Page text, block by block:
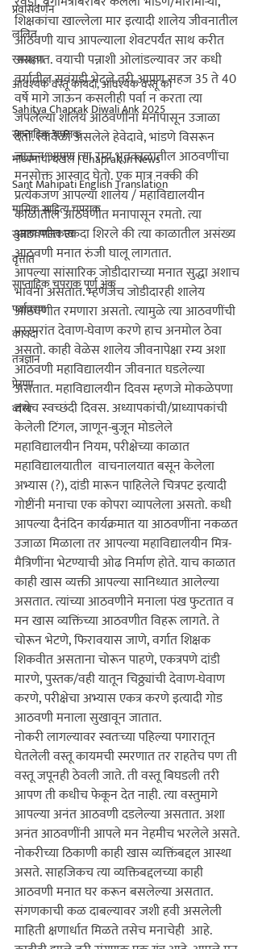
प्रवासवर्णन
ललित
रसग्रहण
आवश्यक वस्तू कायदा, आवश्यक वस्तू का
Sahitya Chaprak Diwali Ank 2025
साप्ताहिक चपराक
माध्यमांची दखल | Chaprak in News
Sant Mahipati English Translation
मासिक साहित्य चपराक
सुजाण पालकत्व
वृत्तांत
साप्ताहिक चपराक पूर्ण अंक
पर्यावरण
कायदा
तंत्रज्ञान
प्रेरणा
व्यंग्य
शिक्षकांचा खाल्लेला मार इत्यादी शालेय जीवनातील
आठवणी याच आपल्याला शेवटपर्यंत साथ करीत
असतात. वयाची पन्नाशी ओलांडल्यावर जर कधी
वर्गातील सवंगडी भेटले तरी आपण सहज 35 ते 40
वर्षे मागे जाऊन कसलीही पर्वा न करता त्या
जपलेल्या शालेय आठवणींना मनापासून उजाळा
देतो. त्यावेळी असलेले हेवेदावे, भांडणे विसरून
जाऊन आपण त्या रम्य भूतकाळातील आठवणींचा
मनसोक्त आस्वाद घेतो. एक मात्र नक्की की
प्रत्येकजण आपल्या शालेय / महाविद्यालयीन
काळातील आठवणीत मनापासून रमतो. त्या
आठवणीत एकदा शिरले की त्या काळातील असंख्य
आठवणी मनात रुंजी घालू लागतात.
आपल्या सांसारिक जोडीदाराच्या मनात सुद्धा अशाच
भावना असतात. म्हणजेच जोडीदारही शालेय
आठवणीत रमणारा असतो. त्यामुळे त्या आठवणींची
परस्परांत देवाण-घेवाण करणे हाच अनमोल ठेवा
असतो. काही वेळेस शालेय जीवनापेक्षा रम्य अशा
आठवणी महाविद्यालयीन जीवनात घडलेल्या
असतात. महाविद्यालयीन दिवस म्हणजे मोकळेपणा
तसेच स्वच्छंदी दिवस. अध्यापकांची/प्राध्यापकांची
केलेली टिंगल, जाणून-बुजून मोडलेले
महाविद्यालयीन नियम, परीक्षेच्या काळात
महाविद्यालयातील  वाचनालयात बसून केलेला
अभ्यास (?), दांडी मारून पाहिलेले चित्रपट इत्यादी
गोष्टींनी मनाचा एक कोपरा व्यापलेला असतो. कधी
आपल्या दैनंदिन कार्यक्रमात या आठवणींना नकळत
उजाळा मिळाला तर आपल्या महाविद्यालयीन मित्र-
मैत्रिणींना भेटण्याची ओढ निर्माण होते. याच काळात
काही खास व्यक्ती आपल्या सानिध्यात आलेल्या
असतात. त्यांच्या आठवणीने मनाला पंख फुटतात व
मन खास व्यक्तिंच्या आठवणीत विहरू लागते. ते
चोरून भेटणे, फिरावयास जाणे, वर्गात शिक्षक
शिकवीत असताना चोरून पाहणे, एकत्रपणे दांडी
मारणे, पुस्तक/वही यातून चिठ्ठ्यांची देवाण-घेवाण
करणे, परीक्षेचा अभ्यास एकत्र करणे इत्यादी गोड
आठवणी मनाला सुखावून जातात.
नोकरी लागल्यावर स्वतःच्या पहिल्या पगारातून
घेतलेली वस्तू कायमची स्मरणात तर राहतेच पण ती
वस्तू जपूनही ठेवली जाते. ती वस्तू बिघडली तरी
आपण ती कधीच फेकून देत नाही. त्या वस्तुमागे
आपल्या अनंत आठवणी दडलेल्या असतात. अशा
अनंत आठवणींनी आपले मन नेहमीच भरलेले असते.
नोकरीच्या ठिकाणी काही खास व्यक्तिंबद्दल आस्था
असते. साहजिकच त्या व्यक्तिबद्दलच्या काही
आठवणी मनात घर करून बसलेल्या असतात.
संगणकाची कळ दाबल्यावर जशी हवी असलेली
माहिती क्षणार्धात मिळते तसेच मनाचेही  आहे.